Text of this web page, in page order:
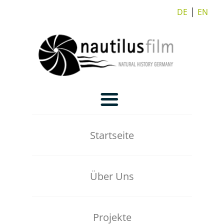
DE EN
Startseite
Über Uns
Unsere Truppe
Projekte